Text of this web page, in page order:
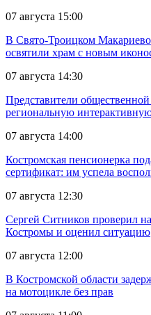
07 августа 15:00
В Свято-Троицком
освятили храм с новым
07 августа 14:30
Представители
региональную
07 августа 14:00
Костромская пенсионерка
сертификат: им успела
07 августа 12:30
Сергей Ситников проверил
Костромы и оценил ситуацию
07 августа 12:00
В Костромской области
на мотоцикле без прав